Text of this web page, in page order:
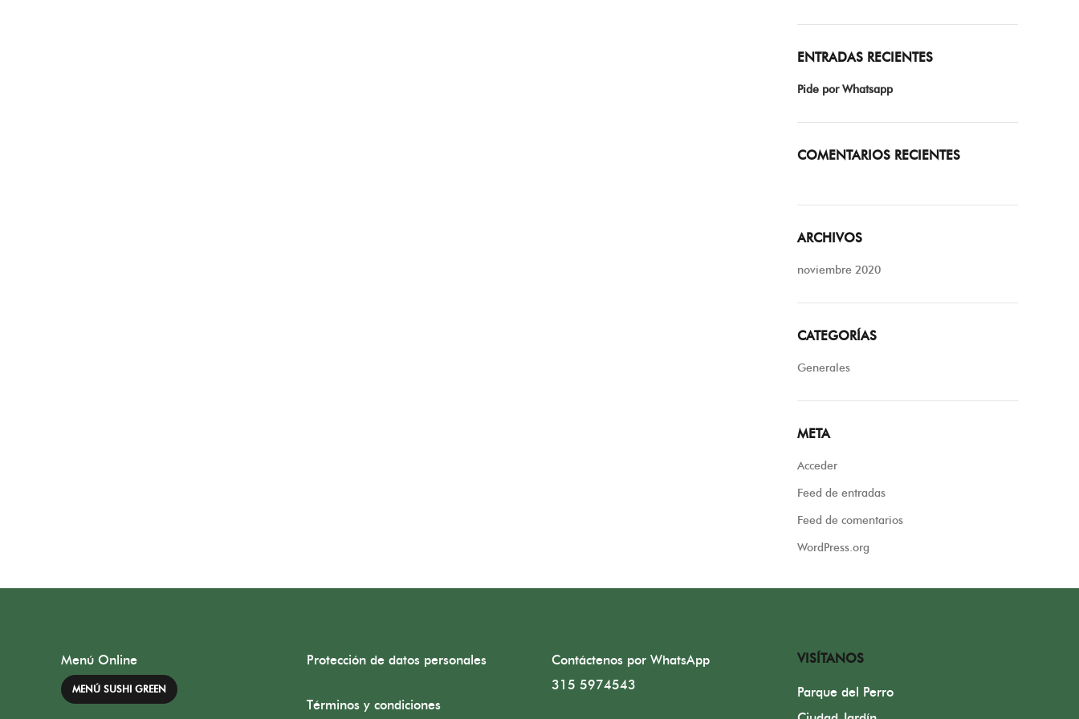
ENTRADAS RECIENTES
Pide por Whatsapp
COMENTARIOS RECIENTES
ARCHIVOS
noviembre 2020
CATEGORÍAS
Generales
META
Acceder
Feed de entradas
Feed de comentarios
WordPress.org
Menú Online
MENÚ SUSHI GREEN
Protección de datos personales
Términos y condiciones
Contáctenos por WhatsApp
315 5974543
VISÍTANOS
Parque del Perro